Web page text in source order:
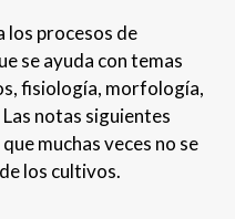
los procesos de
se ayuda con temas
fisiología, morfología,
notas siguientes
muchas veces no se
los cultivos.